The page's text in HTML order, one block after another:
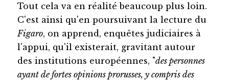
Tout cela va en réalité beaucoup plus loin.
C'est ainsi qu'en poursuivant la lecture du
Figaro, on apprend, enquêtes judiciaires à
l'appui, qu'il existerait, gravitant autour
des institutions européennes, "des personnes
ayant de fortes opinions prorusses, y compris des